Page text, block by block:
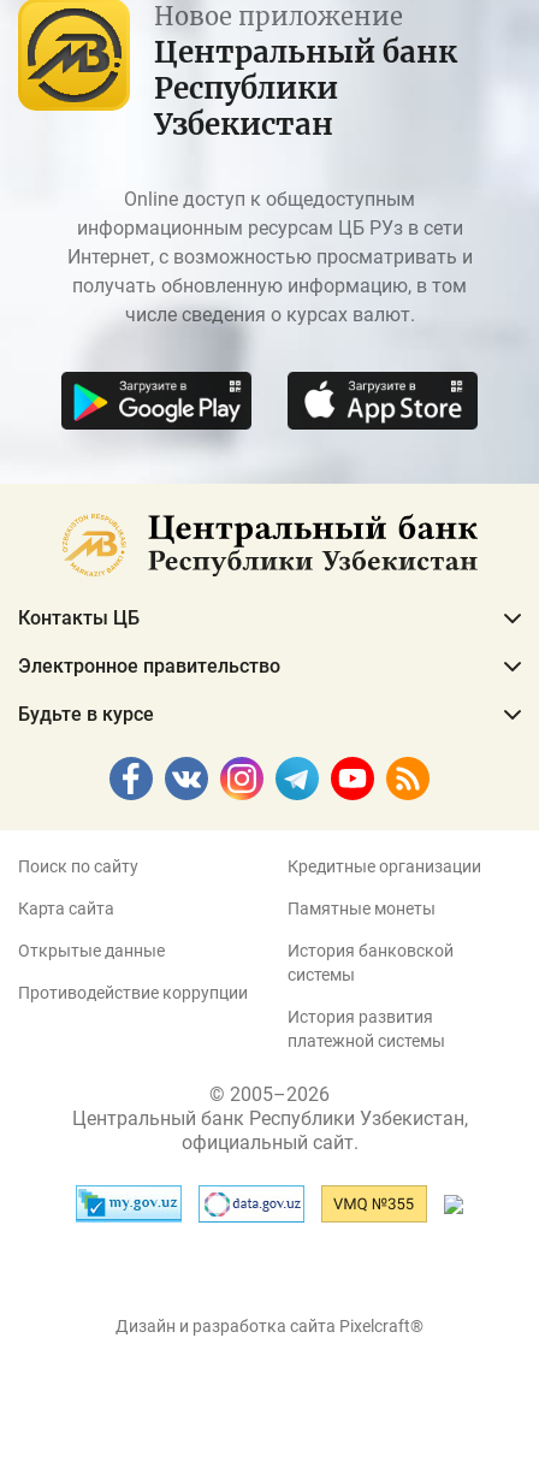
Новое приложение
Центральный банк
Республики
Узбекистан
Online доступ к общедоступным
информационным ресурсам ЦБ РУз в сети
Интернет, с возможностью просматривать и
получать обновленную информацию, в том
числе сведения о курсах валют.
Контакты ЦБ
Электронное правительство
Будьте в курсе
Поиск по сайту
Карта сайта
Открытые данные
Противодействие коррупции
Кредитные организации
Памятные монеты
История банковской
системы
История развития
платежной системы
© 2005–2026
Центральный банк Республики Узбекистан,
официальный сайт.
Дизайн и разработка сайта Pixelcraft®